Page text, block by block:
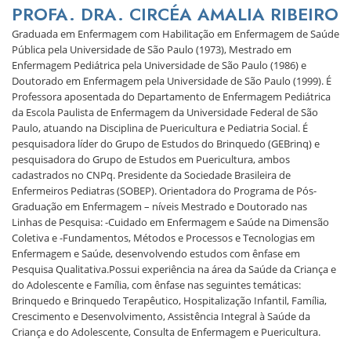
PROFA. DRA. CIRCÉA AMALIA RIBEIRO
Graduada em Enfermagem com Habilitação em Enfermagem de Saúde
Pública pela Universidade de São Paulo (1973), Mestrado em
Enfermagem Pediátrica pela Universidade de São Paulo (1986) e
Doutorado em Enfermagem pela Universidade de São Paulo (1999). É
Professora aposentada do Departamento de Enfermagem Pediátrica
da Escola Paulista de Enfermagem da Universidade Federal de São
Paulo, atuando na Disciplina de Puericultura e Pediatria Social. É
pesquisadora líder do Grupo de Estudos do Brinquedo (GEBrinq) e
pesquisadora do Grupo de Estudos em Puericultura, ambos
cadastrados no CNPq. Presidente da Sociedade Brasileira de
Enfermeiros Pediatras (SOBEP). Orientadora do Programa de Pós-
Graduação em Enfermagem – níveis Mestrado e Doutorado nas
Linhas de Pesquisa: -Cuidado em Enfermagem e Saúde na Dimensão
Coletiva e -Fundamentos, Métodos e Processos e Tecnologias em
Enfermagem e Saúde, desenvolvendo estudos com ênfase em
Pesquisa Qualitativa.Possui experiência na área da Saúde da Criança e
do Adolescente e Família, com ênfase nas seguintes temáticas:
Brinquedo e Brinquedo Terapêutico, Hospitalização Infantil, Família,
Crescimento e Desenvolvimento, Assistência Integral à Saúde da
Criança e do Adolescente, Consulta de Enfermagem e Puericultura.